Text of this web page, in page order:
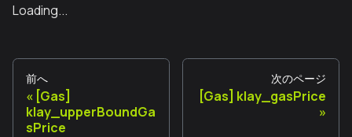
Loading...
前へ
[Gas]
klay_upperBoundGa
sPrice
次のページ
[Gas] klay_gasPrice